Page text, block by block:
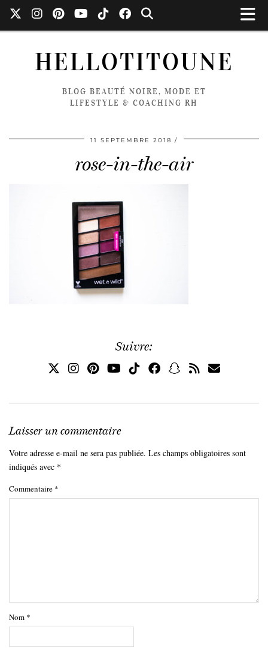
HELLOTITOUNE
BLOG BEAUTÉ NOIRE, MODE ET
LIFESTYLE & COACHING RH
11 SEPTEMBRE 2018
rose-in-the-air
Suivre:
Laisser un commentaire
Votre adresse e-mail ne sera pas publiée. Les champs obligatoires sont
indiqués avec *
Commentaire *
Nom *